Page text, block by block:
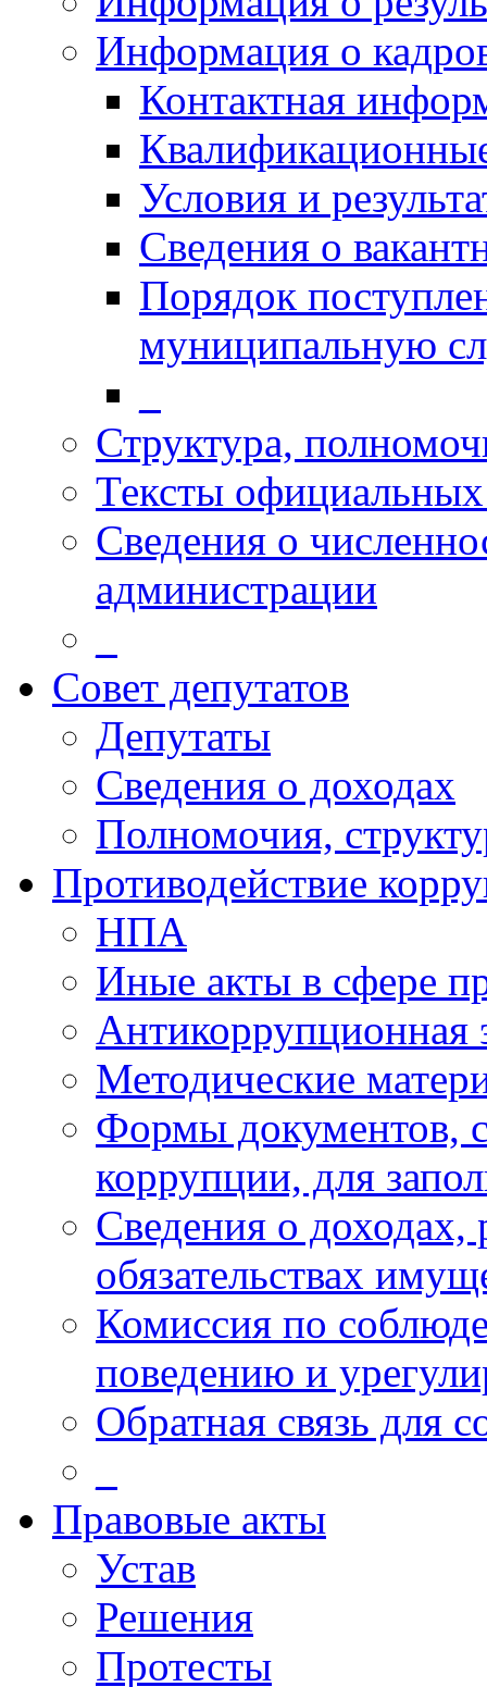
Информация о
Контактная
Условия и
Сведения о
Порядок
муниципальную
Структура,
Тексты
Сведения о
администрации
Совет депутатов
Депутаты
Сведения о доходах
Полномочия,
Противодействие
НПА
Иные акты в сфере
Антикоррупционная
Методические
Формы документов,
коррупции, для
Сведения о доходах,
обязательствах
Комиссия по
поведению и
Обратная связь для
Правовые акты
Устав
Решения
Протесты